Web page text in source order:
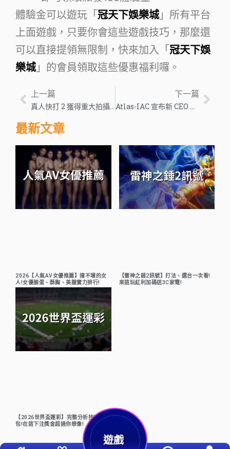
體驗金可以遊玩「 冠天下娛樂城」所有平台
上面遊戲，只要你會這些遊戲技巧，那麼還
可以直接提領無限制，快來加入「 冠天下娛
樂城」的會員領取這些優惠福利囉。
上一篇 下一篇
最新文章
2026【人氣AV女優推薦】撞不壞的女
人!女優臉蛋、酥胸、美腿實力排行!
【雷神之錘2訊號】打法、選台一次看!
來這玩紅利加碼送3C家電!
【2026世界盃運彩】完整分析技巧懶人
包!在這下注獎金超過你想像!
遊戲